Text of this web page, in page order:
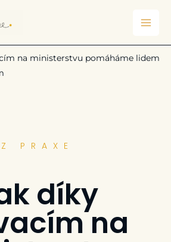
na ministerstvu pomáháme lidem
Z PRAXE
díky
na